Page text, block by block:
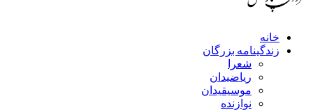
خانه
زندگینامه بزرگان
شعرا
ریاضیدان
موسیقیدان
نوازنده